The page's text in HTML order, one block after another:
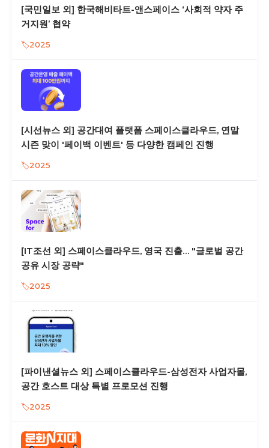
[국민일보 외] 한국해비타트-앤스페이스 ‘사회적 약자 주
거지원’ 협약
2025
[시선뉴스 외] 공간대여 플랫폼 스페이스클라우드, 연말
시즌 맞이 '페이백 이벤트' 등 다양한 캠페인 진행
2025
[IT조선 외] 스페이스클라우드, 영국 진출… "글로벌 공간
공유 시장 공략"
2025
[파이낸셜뉴스 외] 스페이스클라우드-삼성전자 사업자몰,
공간 호스트 대상 특별 프로모션 진행
2025